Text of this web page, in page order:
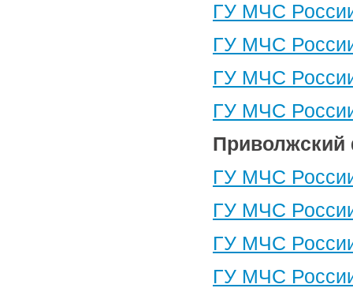
ГУ МЧС
ГУ МЧС
ГУ МЧС
ГУ МЧС
Приволжский
ГУ МЧС
ГУ МЧС
ГУ МЧС
ГУ МЧС